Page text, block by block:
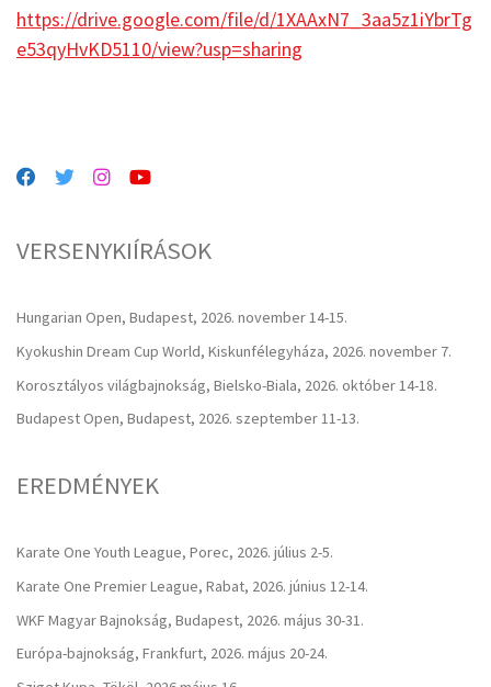
https://drive.google.com/file/d/1XAAxN7_3aa5z1iYbrTg
e53qyHvKD5110/view?usp=sharing
VERSENYKIÍRÁSOK
Hungarian Open, Budapest, 2026. november 14-15.
Kyokushin Dream Cup World, Kiskunfélegyháza, 2026. november 7.
Korosztályos világbajnokság, Bielsko-Biala, 2026. október 14-18.
Budapest Open, Budapest, 2026. szeptember 11-13.
EREDMÉNYEK
Karate One Youth League, Porec, 2026. július 2-5.
Karate One Premier League, Rabat, 2026. június 12-14.
WKF Magyar Bajnokság, Budapest, 2026. május 30-31.
Európa-bajnokság, Frankfurt, 2026. május 20-24.